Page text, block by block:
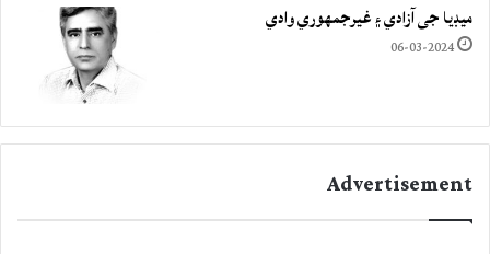
ميڊيا جي آزادي ۽ غيرجمھوري وادي
06-03-2024
Advertisement